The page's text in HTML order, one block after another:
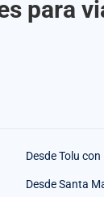
para
Desde Tolu
Desde Santa